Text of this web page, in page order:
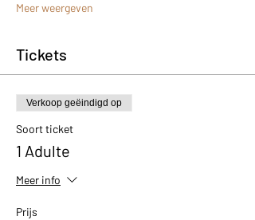
Meer weergeven
Tickets
Verkoop geëindigd op
Soort ticket
1 Adulte
Meer info
Prijs